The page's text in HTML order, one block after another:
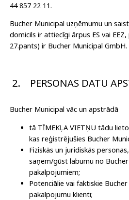
44 857 22 11.
Bucher Municipal uzņēmumu un
domicils ir attiecīgi ārpus ES vai
27.pants) ir Bucher Municipal GmbH.
2. PERSONAS DATU
Bucher Municipal vāc un apstrādā
tā TĪMEKĻA VIETŅU tādu
kas reģistrējušies Bucher
Fiziskās un juridiskās
saņem/gūst labumu no
pakalpojumiem;
Potenciālie vai faktiskie
pakalpojumu klienti;